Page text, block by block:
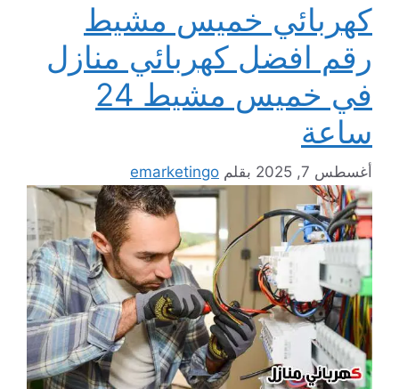
كهربائي خميس مشيط
رقم افضل كهربائي منازل
في خميس مشيط 24
ساعة
أغسطس 7, 2025 بقلم emarketingo